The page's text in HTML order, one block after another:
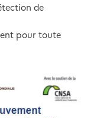
de
pour toute